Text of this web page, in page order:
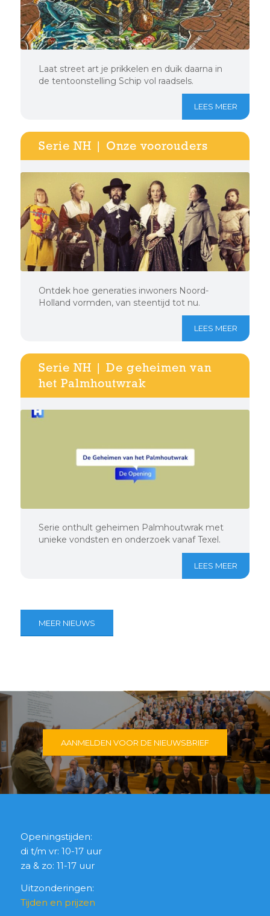
Laat street art je prikkelen en duik daarna in
de tentoonstelling Schip vol raadsels.
LEES MEER
Serie NH | Onze voorouders
Ontdek hoe generaties inwoners Noord-
Holland vormden, van steentijd tot nu.
LEES MEER
Serie NH | De geheimen van
het Palmhoutwrak
Serie onthult geheimen Palmhoutwrak met
unieke vondsten en onderzoek vanaf Texel.
LEES MEER
MEER NIEUWS
AANMELDEN VOOR DE NIEUWSBRIEF
Openingstijden:
di t/m vr: 10-17 uur
za & zo: 11-17 uur
Uitzonderingen:
Tijden en prijzen